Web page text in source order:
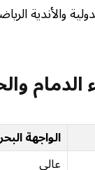
والأندية
الواجهة
عالي